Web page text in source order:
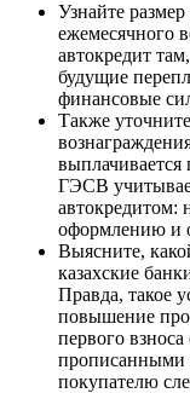
Узнайте
ежемесячного
автокредит
будущие
финансовые
Также
ГЭСВ
автокредитом:
оформлению и
Выясните,
казахские
Правда, такое
повышение
первого
прописанными
покупателю